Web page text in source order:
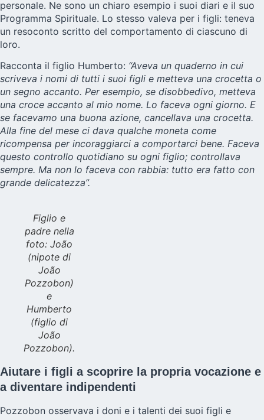
personale. Ne sono un chiaro esempio i suoi diari e il suo
Programma Spirituale. Lo stesso valeva per i figli: teneva
un resoconto scritto del comportamento di ciascuno di
loro.
Racconta il figlio Humberto: “Aveva un quaderno in cui
scriveva i nomi di tutti i suoi figli e metteva una crocetta o
un segno accanto. Per esempio, se disobbedivo, metteva
una croce accanto al mio nome. Lo faceva ogni giorno. E
se facevamo una buona azione, cancellava una crocetta.
Alla fine del mese ci dava qualche moneta come
ricompensa per incoraggiarci a comportarci bene. Faceva
questo controllo quotidiano su ogni figlio; controllava
sempre. Ma non lo faceva con rabbia: tutto era fatto con
grande delicatezza”.
Figlio e
padre nella
foto: João
(nipote di
João
Pozzobon)
e
Humberto
(figlio di
João
Pozzobon).
Aiutare i figli a scoprire la propria vocazione e
a diventare indipendenti
Pozzobon osservava i doni e i talenti dei suoi figli e